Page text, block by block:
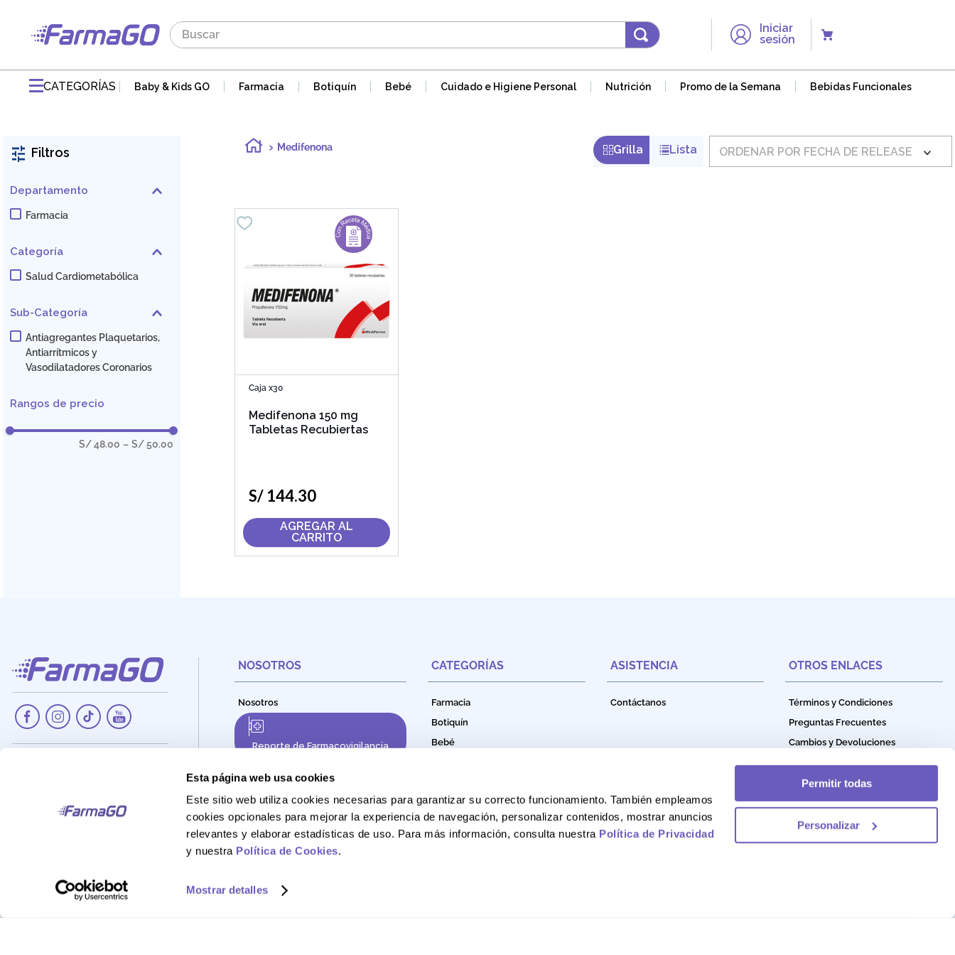
Esta página web usa cookies
Este sitio web utiliza cookies necesarias para garantizar su correcto funcionamiento. También empleamos
cookies opcionales para mejorar la experiencia de navegación, personalizar contenidos, mostrar anuncios
relevantes y elaborar estadísticas de uso. Para más información, consulta nuestra Política de Privacidad
y nuestra Política de Cookies.
Mostrar detalles
Permitir todas
Personalizar
Buscar
Iniciar
sesión
CATEGORÍAS Baby & Kids GO Farmacia Botiquín Bebé Cuidado e Higiene Personal Nutrición Promo de la Semana Bebidas Funcionales
Filtros
Departamento
Farmacia
Categoría
Salud Cardiometabólica
Sub-Categoría
Antiagregantes Plaquetarios,
Antiarrítmicos y
Vasodilatadores Coronarios
Rangos de precio
S/ 48.00 – S/ 50.00
Medifenona ORDENAR POR FECHA DE RELEASE
Caja x30
Medifenona 150 mg
Tabletas Recubiertas
S/ 144.30
AGREGAR AL
CARRITO
Teléfono:
NOSOTROS
Nosotros
Reporte de Farmacovigilancia
CATEGORÍAS
Farmacia
Botiquín
Bebé
Productos Naturales
Bebidas Funcionales
ASISTENCIA
Contáctanos
OTROS ENLACES
Términos y Condiciones
Preguntas Frecuentes
Cambios y Devoluciones
Política de Privacidad
Política de Garantía
Política de Cookies
1.
maddre
4.
gaseovet
.
8.
9.
doloral
10. nutribén